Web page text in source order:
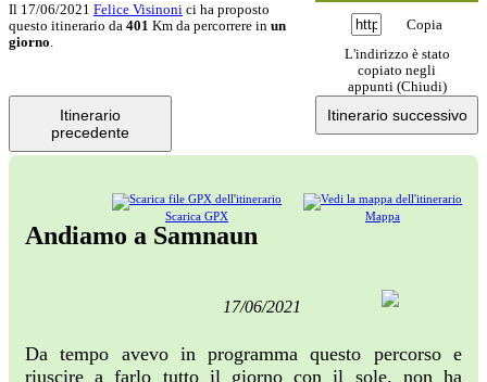
Copia
L'indirizzo è stato
copiato negli
appunti (Chiudi)
Il 17/06/2021 Felice Visinoni ci ha proposto
questo itinerario da 401 Km da percorrere in un
giorno.
Itinerario
precedente
Itinerario successivo
Mappa
Scarica GPX
Andiamo a Samnaun
17/06/2021
Da tempo avevo in programma questo percorso e
riuscire a farlo tutto il giorno con il sole, non ha